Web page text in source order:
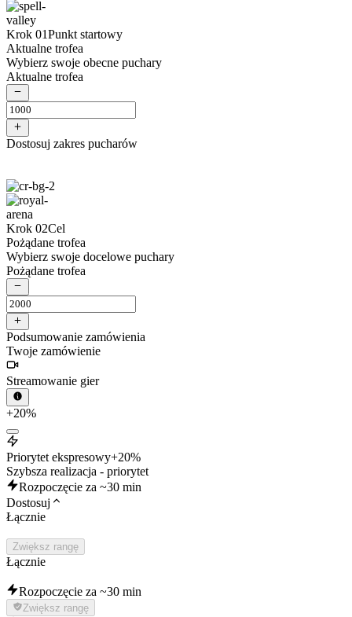
Krok 01Punkt startowy
Aktualne trofea
Wybierz swoje obecne puchary
Aktualne trofea
Dostosuj zakres pucharów
Krok 02Cel
Pożądane trofea
Wybierz swoje docelowe puchary
Pożądane trofea
Podsumowanie zamówienia
Twoje zamówienie
Streamowanie gier
+20%
Priorytet ekspresowy+20%
Szybsza realizacja - priorytet
Rozpoczęcie za ~30 min
Dostosuj
Łącznie
Zwiększ rangę
Łącznie
Rozpoczęcie za ~30 min
Zwiększ rangę